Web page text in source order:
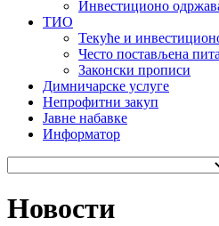
Инвестиционо
ТИО
Текуће и
Често постављена
Законски прописи
Димничарске услуге
Непрофитни закуп
Јавне набавке
Информатор
Новости